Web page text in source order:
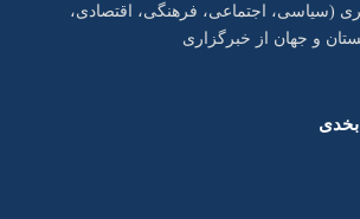
(سیاسی، اجتماعی، فرهنگی، اقتصادی،
و جهان از خبرگزاری
بخدی